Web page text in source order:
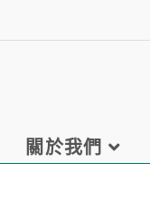
關於我們